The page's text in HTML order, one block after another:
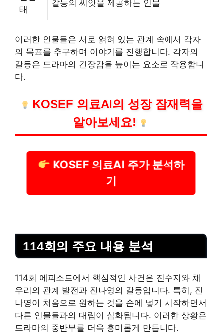
태
갈등의 씨앗을 제공하는 인물
이러한 인물들은 서로 얽혀 있는 관계 속에서 각자
의 목표를 추구하며 이야기를 진행합니다. 각자의
갈등은 드라마의 긴장감을 높이는 요소로 작용합니
다.
KOSEF 의료AI의 성장 잠재력을
알아보세요!
KOSEF 의료AI 주가 분석하
기
114회의 주요 내용 분석
114회 에피소드에서 핵심적인 사건은 진수지와 채
우리의 관계 발전과 진나영의 갈등입니다. 특히, 진
나영이 처음으로 원하는 것을 손에 넣기 시작하면서
다른 인물들과의 대립이 심화됩니다. 이러한 상황은
드라마의 중반부를 더욱 흥미롭게 만듭니다.